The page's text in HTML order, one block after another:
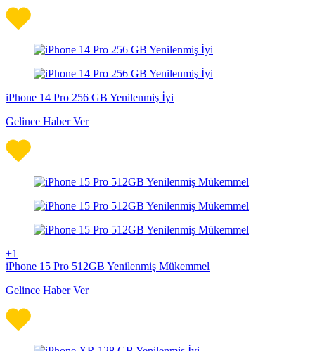
iPhone 14 Pro 256 GB Yenilenmiş İyi
Gelince Haber Ver
+1
iPhone 15 Pro 512GB Yenilenmiş Mükemmel
Gelince Haber Ver